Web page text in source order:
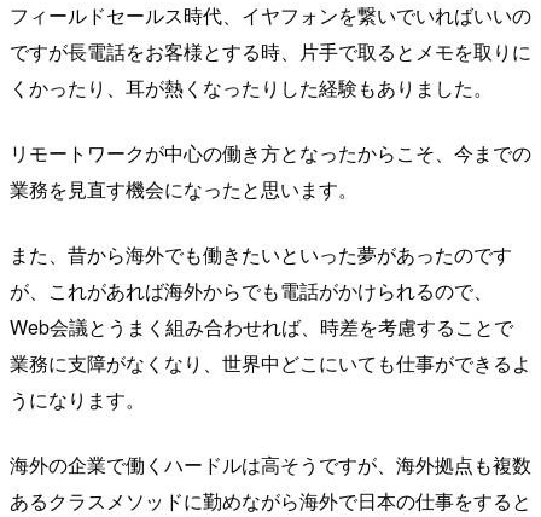
フィールドセールス時代、イヤフォンを繋いでいればいいの
ですが長電話をお客様とする時、片手で取るとメモを取りに
くかったり、耳が熱くなったりした経験もありました。
リモートワークが中心の働き方となったからこそ、今までの
業務を見直す機会になったと思います。
また、昔から海外でも働きたいといった夢があったのです
が、これがあれば海外からでも電話がかけられるので、
Web会議とうまく組み合わせれば、時差を考慮することで
業務に支障がなくなり、世界中どこにいても仕事ができるよ
うになります。
海外の企業で働くハードルは高そうですが、海外拠点も複数
あるクラスメソッドに勤めながら海外で日本の仕事をすると